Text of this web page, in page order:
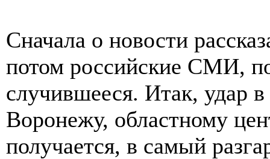
Сначала о новости
потом российские СМИ,
случившееся. Итак, удар
Воронежу, областному
получается, в самый